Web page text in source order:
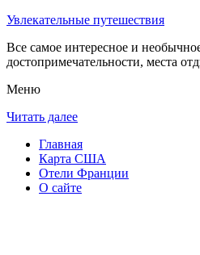
Увлекательные путешествия
Все самое интересное и
достопримечательности, места
Меню
Читать далее
Главная
Карта США
Отели Франции
О сайте